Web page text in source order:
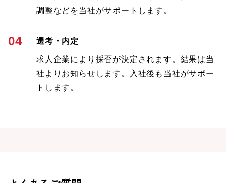
調整などを当社がサポートします。
04 選考・内定
求人企業により採否が決定されます。結果は当
社よりお知らせします。入社後も当社がサポー
トします。